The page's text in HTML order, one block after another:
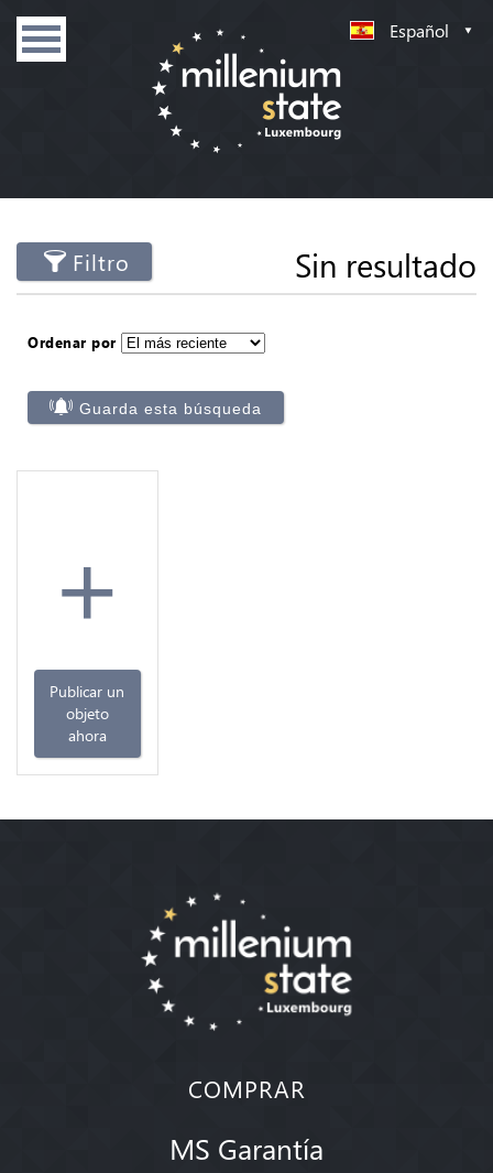
Español
Filtro Sin resultado
Ordenar por
Guarda esta búsqueda
+
Publicar un
objeto
ahora
COMPRAR
MS Garantía